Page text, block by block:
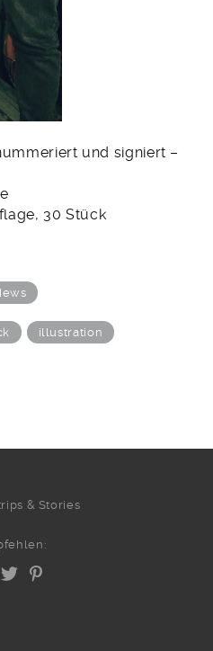
und signiert –
30 Stück
illustration
& Stories